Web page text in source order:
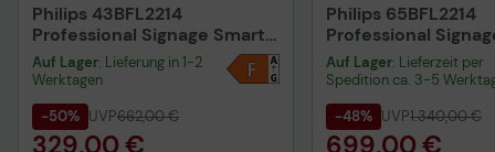
Philips 43BFL2214
Professional Signage Smart
TV 108 cm 43 Zoll
Auf Lager: Lieferung in 1-2
Werktagen
-50% UVP662,00 €
329,00 €
Philips 65BFL2214
Professional
TV 164 cm 65 Zoll
Auf Lager: Lieferzeit per
Spedition ca. 3-5
-48% UVP1.340,00 €
699,00 €